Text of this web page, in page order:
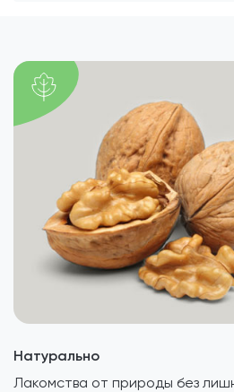
Натурально
Лакомства от природы без